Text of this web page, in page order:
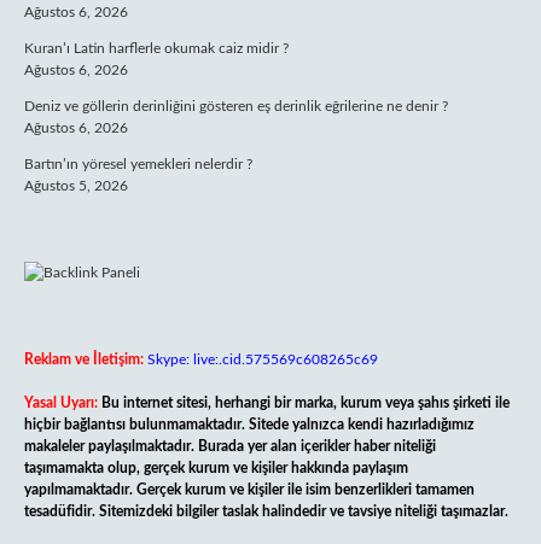
Ağustos 6, 2026
Kuran’ı Latin harflerle okumak caiz midir ?
Ağustos 6, 2026
Deniz ve göllerin derinliğini gösteren eş derinlik eğrilerine ne denir ?
Ağustos 6, 2026
Bartın’ın yöresel yemekleri nelerdir ?
Ağustos 5, 2026
Reklam ve İletişim: Skype: live:.cid.575569c608265c69
Yasal Uyarı: Bu internet sitesi, herhangi bir marka, kurum veya şahıs şirketi ile
hiçbir bağlantısı bulunmamaktadır. Sitede yalnızca kendi hazırladığımız
makaleler paylaşılmaktadır. Burada yer alan içerikler haber niteliği
taşımamakta olup, gerçek kurum ve kişiler hakkında paylaşım
yapılmamaktadır. Gerçek kurum ve kişiler ile isim benzerlikleri tamamen
tesadüfidir. Sitemizdeki bilgiler taslak halindedir ve tavsiye niteliği taşımazlar.